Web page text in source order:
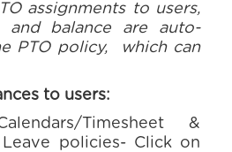
assignments to users,
and balance are auto-
PTO policy, which can
to users:
Timesheet &
Leave policies- Click on